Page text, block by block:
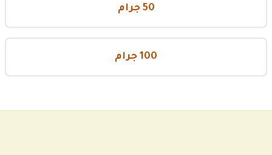
50 جرام
100 جرام